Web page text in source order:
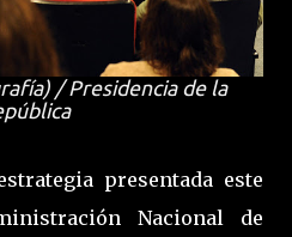
/ Presidencia de la
presentada este
Nacional de